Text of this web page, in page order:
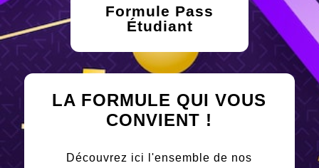
Formule Pass
Étudiant
LA FORMULE QUI VOUS
CONVIENT !
Découvrez ici l'ensemble de nos